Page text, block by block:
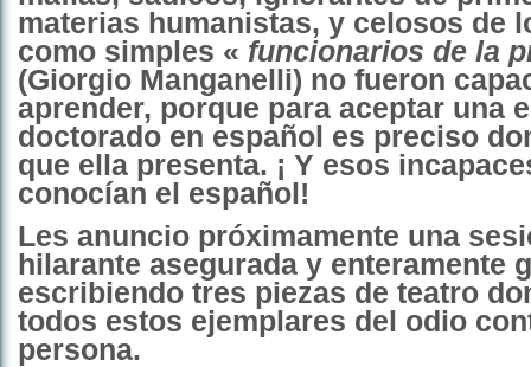
materias humanistas, y celosos de
como simples « funcionarios de la
(Giorgio Manganelli) no fueron
aprender, porque para aceptar una
doctorado en español es preciso
que ella presenta. ¡ Y esos
conocían el español!
Les anuncio próximamente una
hilarante asegurada y enteramente
escribiendo tres piezas de teatro
todos estos ejemplares del odio
persona.